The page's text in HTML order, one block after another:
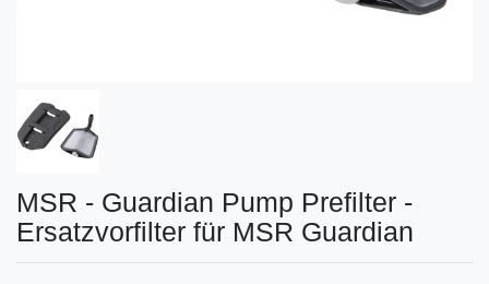
MSR - Guardian Pump Prefilter -
Ersatzvorfilter für MSR Guardian